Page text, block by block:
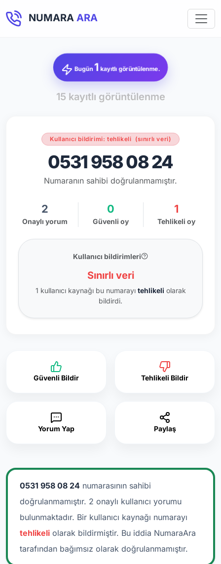
NUMARA ARA
Bugün 1 kayıtlı görüntülenme.
15 kayıtlı görüntülenme
Kullanıcı bildirimi: tehlikeli (sınırlı veri)
0531 958 08 24
Numaranın sahibi doğrulanmamıştır.
2
Onaylı yorum
0
Güvenli oy
1
Tehlikeli oy
Kullanıcı bildirimleri
Sınırlı veri
1 kullanıcı kaynağı bu numarayı tehlikeli olarak
bildirdi.
Güvenli Bildir Tehlikeli Bildir
Yorum Yap Paylaş
0531 958 08 24 numarasının sahibi
doğrulanmamıştır. 2 onaylı kullanıcı yorumu
bulunmaktadır. Bir kullanıcı kaynağı numarayı
tehlikeli olarak bildirmiştir. Bu iddia NumaraAra
tarafından bağımsız olarak doğrulanmamıştır.